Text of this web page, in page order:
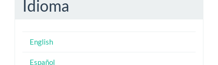
Idioma
English
Español